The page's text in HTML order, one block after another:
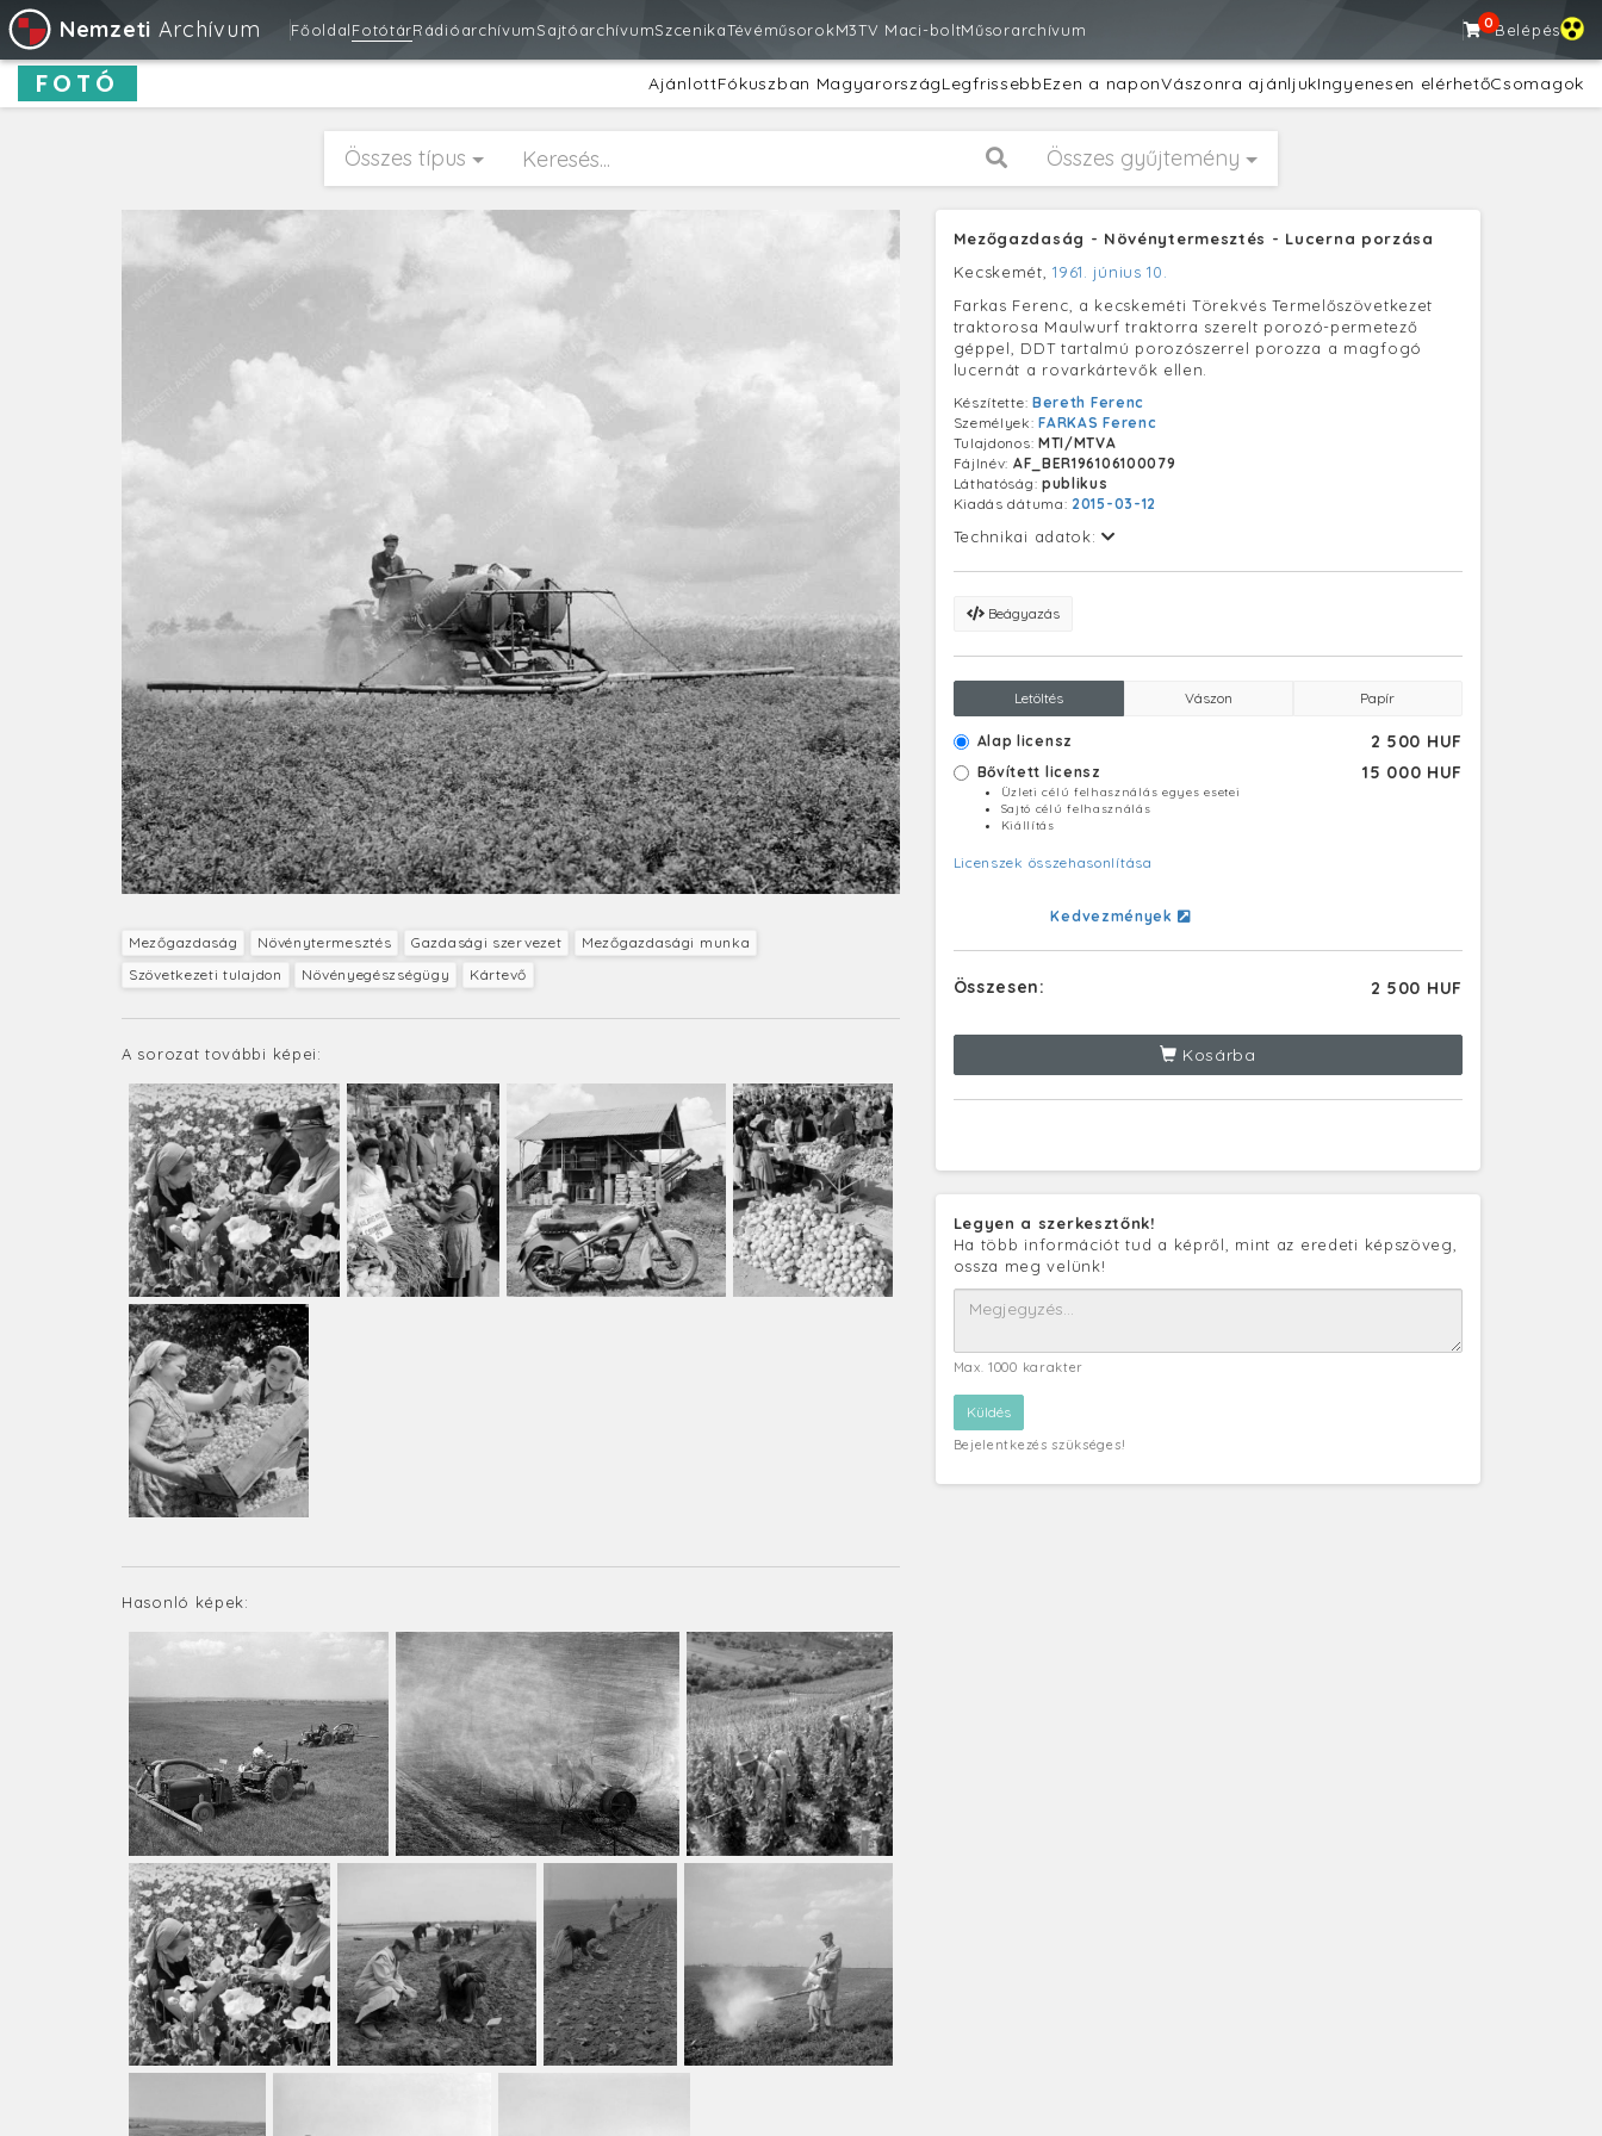
Nemzeti Archívum FőoldalFotótárRádióarchívumSajtóarchívumSzcenikaTévéműsorokM3TV Maci-boltMűsorarchívum 0Belépés
FOTÓ AjánlottFókuszban MagyarországLegfrissebbEzen a naponVászonra ajánljukIngyenesen elérhetőCsomagok
Összes típus Összes gyűjtemény
Mezőgazdaság Növénytermesztés Gazdasági szervezet
Mezőgazdasági munka
Szövetkezeti tulajdon
Növényegészségügy Kártevő
A sorozat további képei:
Hasonló képek:
Mezőgazdaság - Növénytermesztés - Lucerna porzása
Kecskemét,1961. június 10.
Farkas Ferenc, a kecskeméti Törekvés Termelőszövetkezet
traktorosa Maulwurf traktorra szerelt porozó-permetező
géppel, DDT tartalmú porozószerrel porozza a magfogó
lucernát a rovarkártevők ellen.
Készítette: Bereth Ferenc
Személyek:FARKAS Ferenc
Tulajdonos: MTI/MTVA
Fájlnév: AF_BER196106100079
Láthatóság: publikus
Kiadás dátuma: 2015-03-12
Technikai adatok:
Beágyazás
Letöltés Vászon Papír
Alap licensz 2 500 HUF
Bővített licensz 15 000 HUF
Üzleti célú felhasználás egyes esetei
Sajtó célú felhasználás
Kiállítás
Licenszek összehasonlítása
Kedvezmények
Összesen: 2 500 HUF
Kosárba
Legyen a szerkesztőnk!
Ha több információt tud a képről, mint az eredeti képszöveg,
ossza meg velünk!
Max. 1000 karakter
Bejelentkezés szükséges!